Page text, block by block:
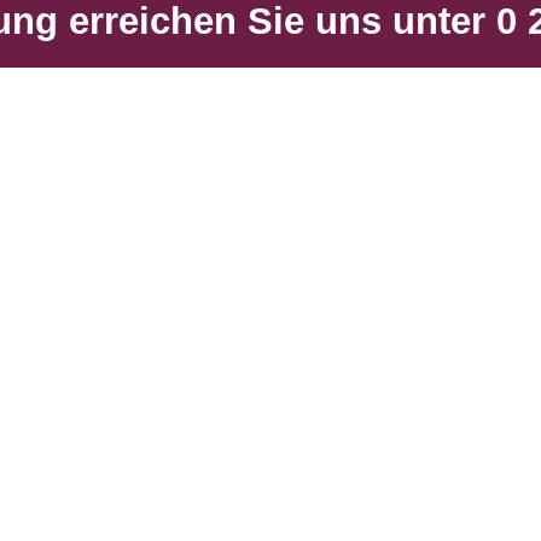
erreichen Sie uns unter 0